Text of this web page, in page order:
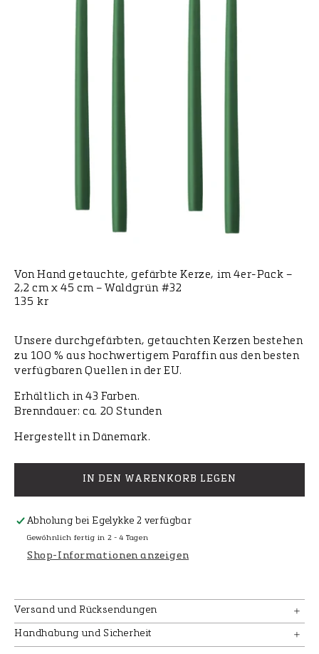
Von Hand getauchte, gefärbte Kerze, im 4er-Pack –
2,2 cm x 45 cm – Waldgrün #32
Normaler
135 kr
Unsere durchgefärbten, getauchten Kerzen bestehen
zu 100 % aus hochwertigem Paraffin aus den besten
verfügbaren Quellen in der EU.
Erhältlich in 43 Farben.
Brenndauer: ca. 20 Stunden
Hergestellt in Dänemark.
IN DEN WARENKORB LEGEN
Abholung beiEgelykke 2 verfügbar
Gewöhnlich fertig in 2 - 4 Tagen
Shop-Informationen anzeigen
Versand und Rücksendungen
Handhabung und Sicherheit